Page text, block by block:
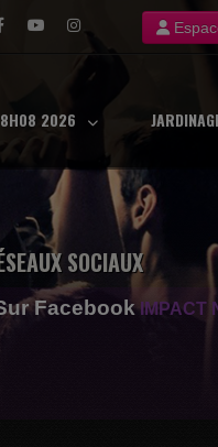
2026
SOCIAUX
Facebook IMPACT